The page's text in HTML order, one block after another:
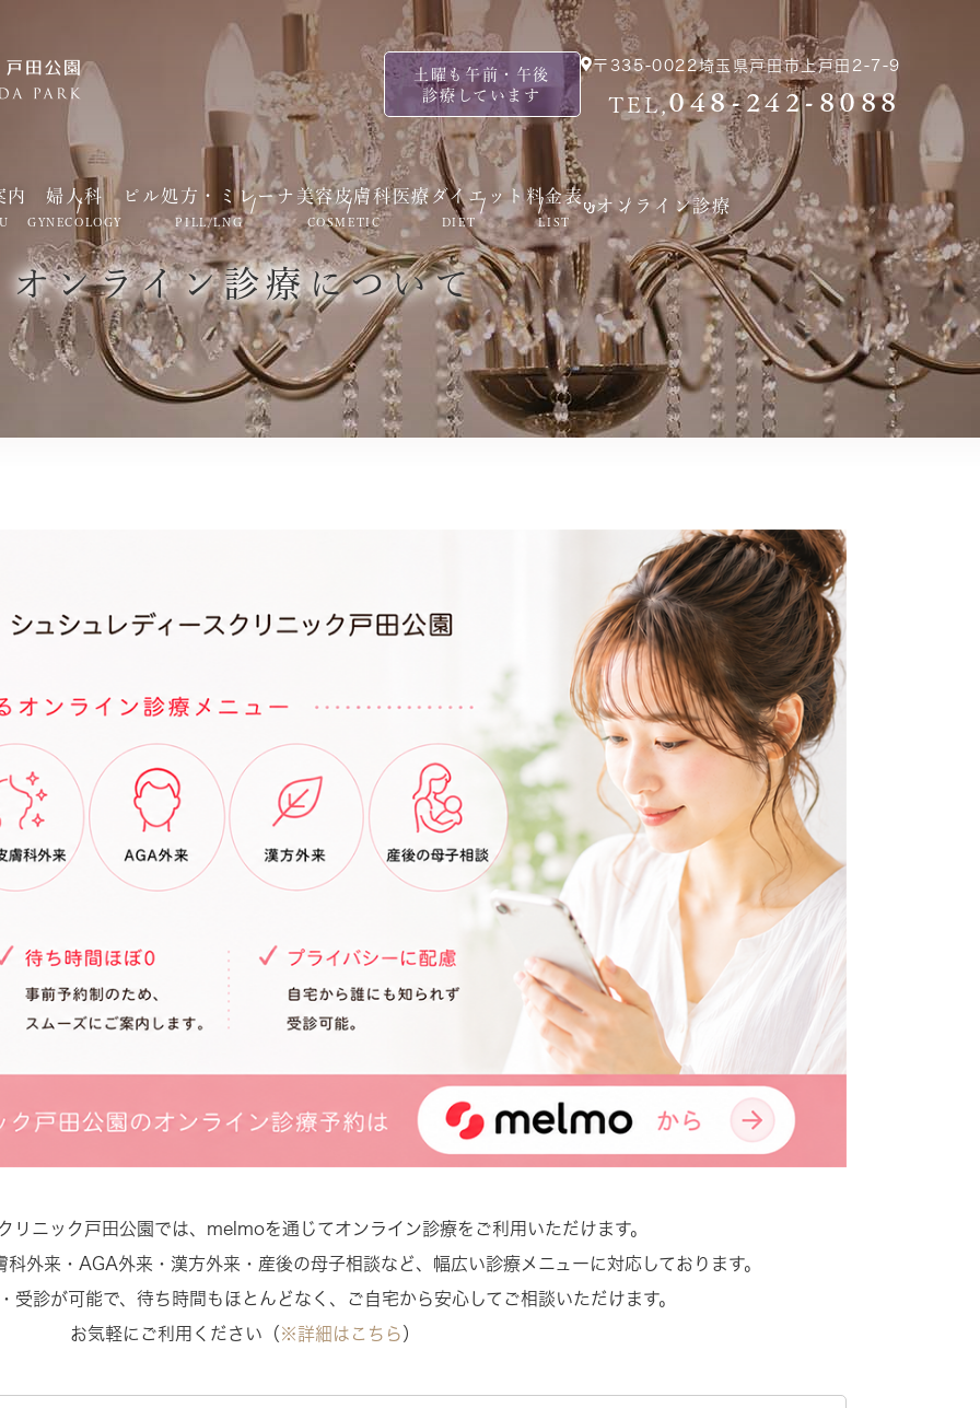
土曜も午前・午後
診療しています
〒335-0022埼玉県戸田市上戸田2-7-9
TEL,048-242-8088
内 婦人科
GYNECOLOGY
ピル処方・ミレーナ
PILL/LNG
美容皮膚科
COSMETIC
医療ダイエット
DIET
料金表
LIST
オンライン診療
オンライン診療について
リニック戸田公園では、melmoを通じてオンライン診療をご利用いただけます。
外来・AGA外来・漢方外来・産後の母子相談など、幅広い診療メニューに対応しております。
受診が可能で、待ち時間もほとんどなく、ご自宅から安心してご相談いただけます。
お気軽にご利用ください（ ※詳細はこちら ）